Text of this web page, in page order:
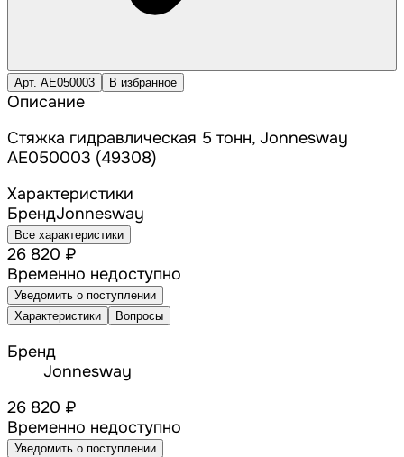
Арт. AE050003 В избранное
Описание
Стяжка гидравлическая 5 тонн, Jonnesway
AE050003 (49308)
Характеристики
БрендJonnesway
Все характеристики
26 820 ₽
Временно недоступно
Уведомить о поступлении
Характеристики
Вопросы
Бренд
Jonnesway
26 820 ₽
Временно недоступно
Уведомить о поступлении